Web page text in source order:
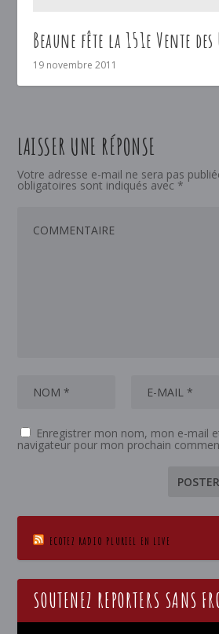
Beaune fête la 151e Vente des
19 novembre 2011
LAISSER UNE RÉPONSE
Votre adresse e-mail ne sera pas
obligatoires sont indiqués avec *
Enregistrer mon nom, mon e-mail
navigateur pour mon prochain
ECOTEZ RADIO PLURIEL EN LIVE
SOUTENEZ REPORTERS SANS